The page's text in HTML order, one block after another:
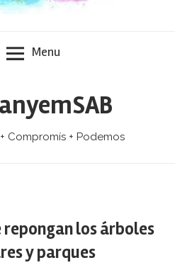
Menu
Compromís + Podemos
repongan los árboles
y parques